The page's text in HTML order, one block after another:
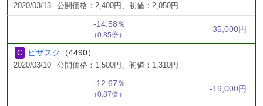
2020/03/13 公開価格：2,400円、初値：2,050円
-14.58％
（0.85倍）
-35,000円
ビザスク （4490）
2020/03/10 公開価格：1,500円、初値：1,310円
-12.67％
（0.87倍）
-19,000円